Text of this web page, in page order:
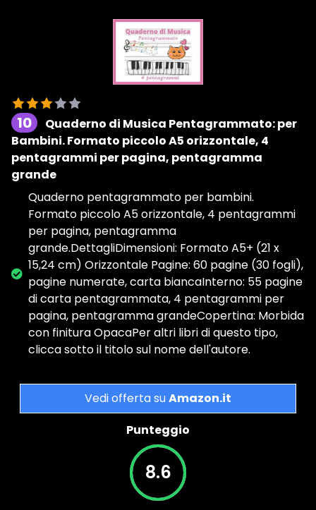
10
Quaderno di Musica Pentagrammato: per
Bambini. Formato piccolo A5 orizzontale, 4
pentagrammi per pagina, pentagramma
grande
Quaderno pentagrammato per bambini.
Formato piccolo A5 orizzontale, 4 pentagrammi
per pagina, pentagramma
grande.DettagliDimensioni: Formato A5+ (21 x
15,24 cm) Orizzontale Pagine: 60 pagine (30 fogli),
pagine numerate, carta biancaInterno: 55 pagine
di carta pentagrammata, 4 pentagrammi per
pagina, pentagramma grandeCopertina: Morbida
con finitura OpacaPer altri libri di questo tipo,
clicca sotto il titolo sul nome dell'autore.
Vedi offerta suAmazon.it
Punteggio
8.6